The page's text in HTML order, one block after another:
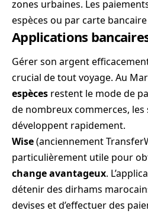
zones urbaines. Les
espèces ou par carte
Applications
Gérer son argent
crucial de tout voyage. Au
espèces restent le mode de
de nombreux commerces,
développent rapidement.
Wise(anciennement
particulièrement utile pour
change avantageux.
détenir des dirhams
devises et d’effectuer des